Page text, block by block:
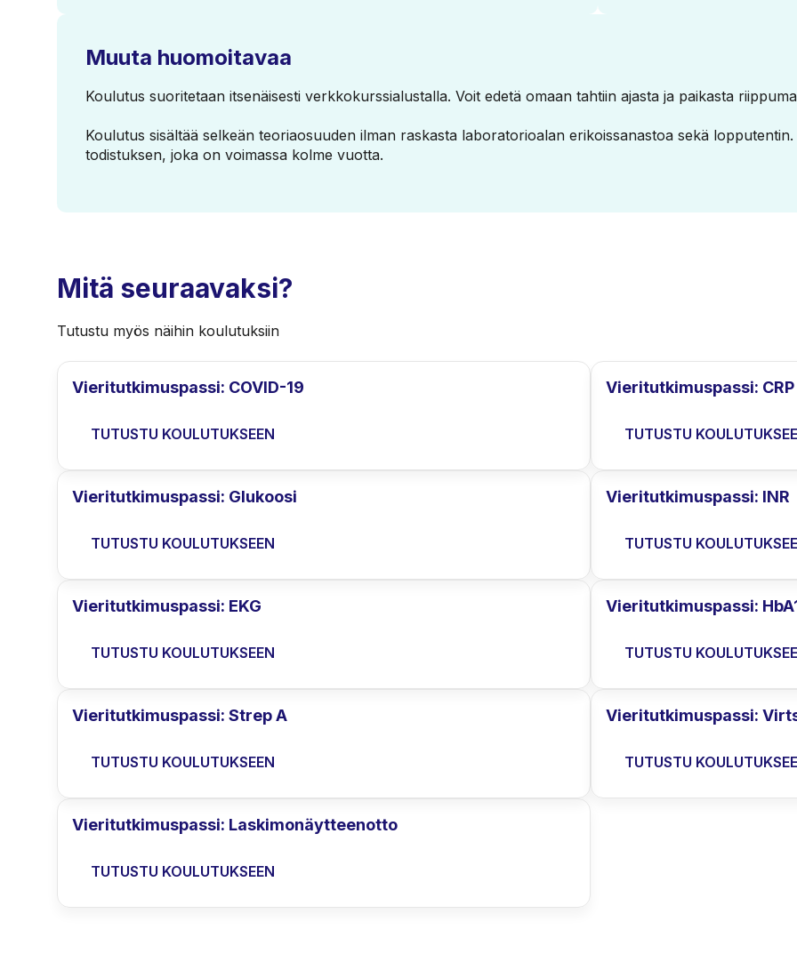
Muuta huomoitavaa
Koulutus suoritetaan itsenäisesti verkkokurssialustalla. Voit edetä omaan tahtiin ajasta ja paikasta
Koulutus sisältää selkeän teoriaosuuden ilman raskasta laboratorioalan erikoissanastoa sekä
todistuksen, joka on voimassa kolme vuotta.
Mitä seuraavaksi?
Tutustu myös näihin koulutuksiin
Vieritutkimuspassi: COVID-19
TUTUSTU KOULUTUKSEEN
Vieritutkimuspassi: CRP
TUTUSTU
Vieritutkimuspassi: Glukoosi
TUTUSTU KOULUTUKSEEN
Vieritutkimuspassi: INR
TUTUSTU
Vieritutkimuspassi: EKG
TUTUSTU KOULUTUKSEEN
Vieritutkimuspassi:
TUTUSTU
Vieritutkimuspassi: Strep A
TUTUSTU KOULUTUKSEEN
Vieritutkimuspassi:
TUTUSTU
Vieritutkimuspassi: Laskimonäytteenotto
TUTUSTU KOULUTUKSEEN